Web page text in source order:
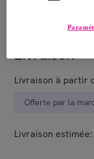
Livraison
Livraison à partir
Offerte par la
Livraison